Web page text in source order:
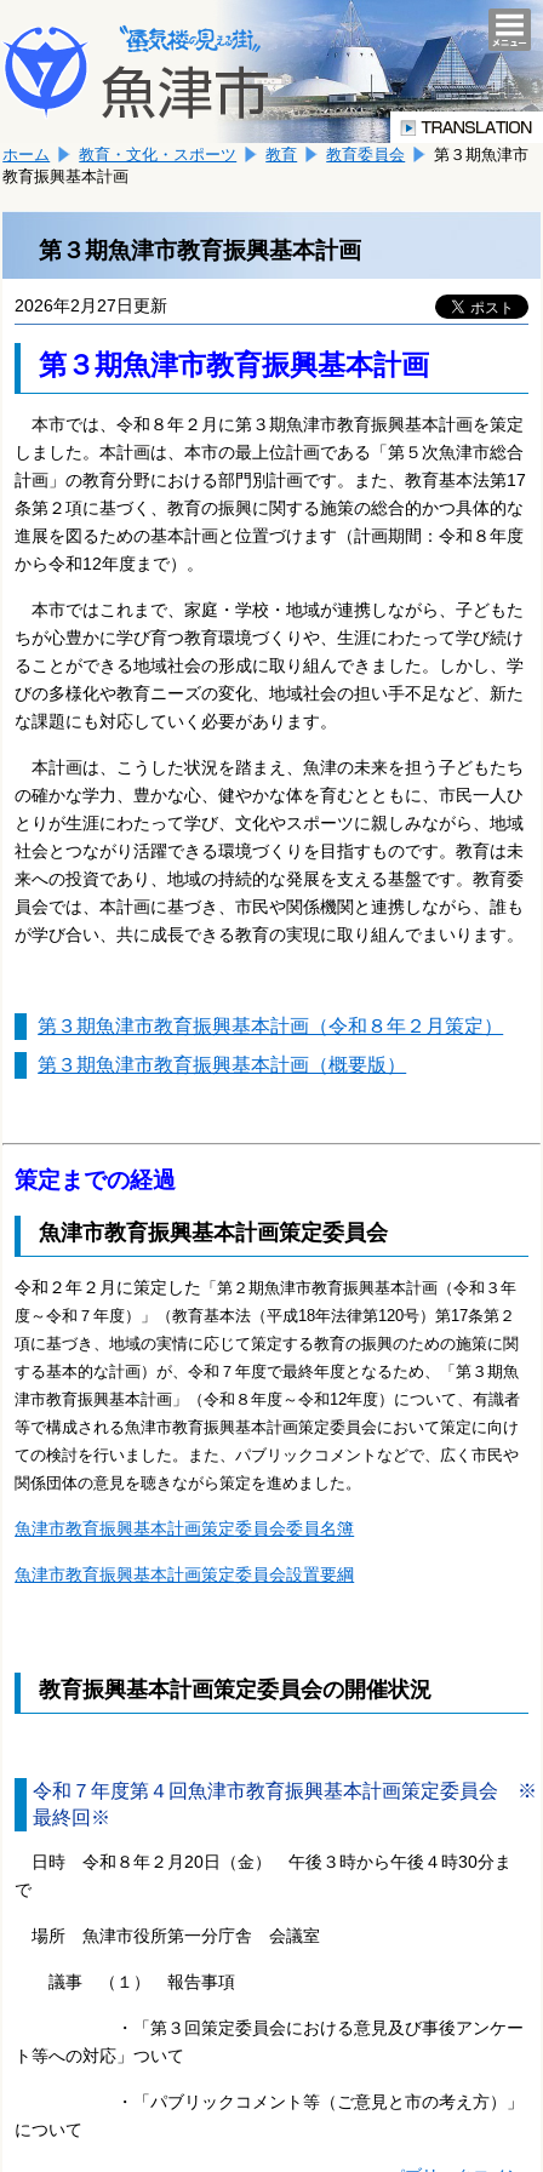
文
へ
移
ま
す。
こ
か
文
で
す。
ホーム 教育・文化・スポーツ 教育 教育委員会
第３期魚津市
教育振興基本計画
第３期魚津市教育振興基本計画
2026年2月27日更新
第３期魚津市教育振興基本計画
本市では、令和８年２月に第３期魚津市教育振興基本計画を策定
しました。本計画は、本市の最上位計画である「第５次魚津市総合
計画」の教育分野における部門別計画です。また、教育基本法第17
条第２項に基づく、教育の振興に関する施策の総合的かつ具体的な
進展を図るための基本計画と位置づけます（計画期間：令和８年度
から令和12年度まで）。
本市ではこれまで、家庭・学校・地域が連携しながら、子どもた
ちが心豊かに学び育つ教育環境づくりや、生涯にわたって学び続け
ることができる地域社会の形成に取り組んできました。しかし、学
びの多様化や教育ニーズの変化、地域社会の担い手不足など、新た
な課題にも対応していく必要があります。
本計画は、こうした状況を踏まえ、魚津の未来を担う子どもたち
の確かな学力、豊かな心、健やかな体を育むとともに、市民一人ひ
とりが生涯にわたって学び、文化やスポーツに親しみながら、地域
社会とつながり活躍できる環境づくりを目指すものです。教育は未
来への投資であり、地域の持続的な発展を支える基盤です。教育委
員会では、本計画に基づき、市民や関係機関と連携しながら、誰も
が学び合い、共に成長できる教育の実現に取り組んでまいります。
第３期魚津市教育振興基本計画（令和８年２月策定）
第３期魚津市教育振興基本計画（概要版）
策定までの経過
魚津市教育振興基本計画策定委員会
令和２年２月 に策定した 「第２期魚津市教育振興基本計画 （令和３年
度～令和７年度）」（教育基本法（平成18年法律第120号）第17条第２
項に基づき、地域の実情に応じて策定する教育の振興のための施策に関
する基本的な計画）が、令和７年度で最終年度となるため、「第３期魚
津市教育振興基本計画」（令和８年度～令和12年度）について、有識者
等で構成される魚津市教育振興基本計画策定委員会において策定に向け
ての検討を行いました。また、パブリックコメントなどで、広く市民や
関係団体の意見を聴きながら策定を進めました。
魚津市教育振興基本計画策定委員会委員名簿
魚津市教育振興基本計画策定委員会設置要綱
教育振興基本計画策定委員会の開催状況
令和７年度第４回魚津市教育振興基本計画策定委員会 ※
最終回※
日時 令和８年２月20日（金） 午後３時から午後４時30分ま
で
場所 魚津市役所第一分庁舎 会議室
議事 （１） 報告事項
・「第３回策定委員会における意見及び事後アンケー
ト等への対応」ついて
・「パブリックコメント等（ご意見と市の考え方）」
について